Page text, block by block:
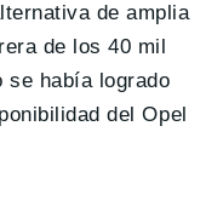
de amplia
de los 40 mil
se había logrado
del Opel